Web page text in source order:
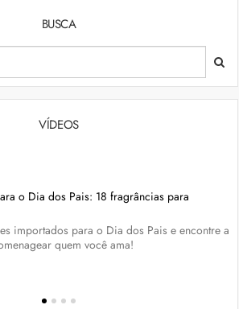
BUSCA
VÍDEOS
o Dia dos Pais: 18 fragrâncias para
importados para o Dia dos Pais e encontre a
quem você ama!